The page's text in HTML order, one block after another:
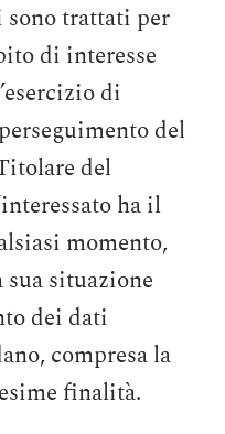
trattati per
di interesse
di
del
del
ha il
momento,
situazione
dei dati
compresa la
finalità.